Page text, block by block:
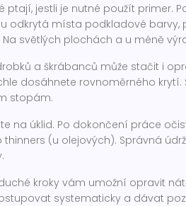
ptají, jestli je nutné použít primer.
odkrytá místa podkladové
Na světlých plochách a u méně
a škrábanců může stačit i
dosáhnete rovnoměrného krytí.
stopám.
na úklid. Po dokončení práce
thinners (u olejových). Správná
kroky vám umožní opravit
systematicky a dávat